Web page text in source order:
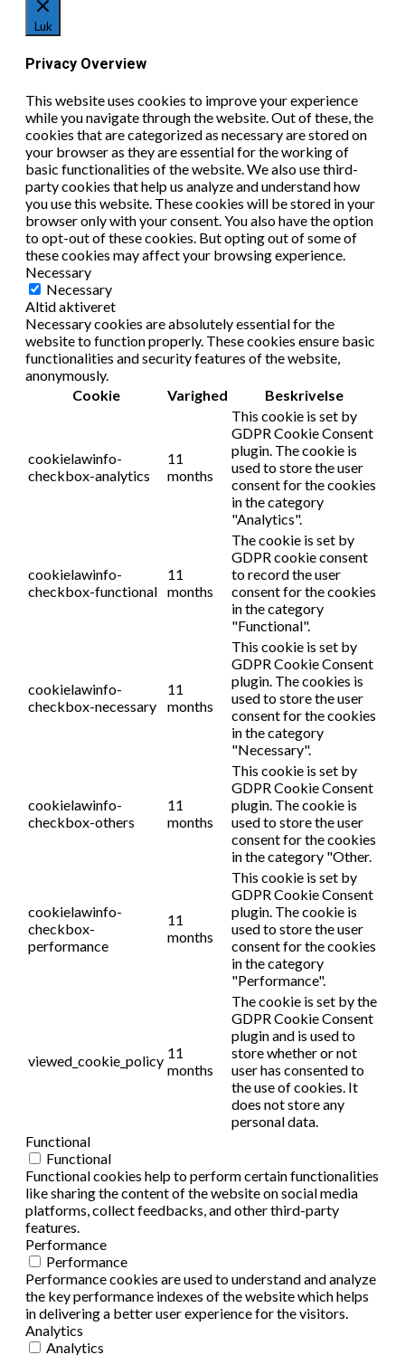
Luk
Privacy Overview
This website uses cookies to improve your experience
while you navigate through the website. Out of these, the
cookies that are categorized as necessary are stored on
your browser as they are essential for the working of
basic functionalities of the website. We also use third-
party cookies that help us analyze and understand how
you use this website. These cookies will be stored in your
browser only with your consent. You also have the option
to opt-out of these cookies. But opting out of some of
these cookies may affect your browsing experience.
Necessary
Necessary
Altid aktiveret
Necessary cookies are absolutely essential for the
website to function properly. These cookies ensure basic
functionalities and security features of the website,
anonymously.
Cookie
Varighed Beskrivelse
cookielawinfo-
checkbox-analytics
11
months
This cookie is set by
GDPR Cookie Consent
plugin. The cookie is
used to store the user
consent for the cookies
in the category
"Analytics".
cookielawinfo-
checkbox-functional
11
months
The cookie is set by
GDPR cookie consent
to record the user
consent for the cookies
in the category
"Functional".
cookielawinfo-
checkbox-necessary
11
months
This cookie is set by
GDPR Cookie Consent
plugin. The cookies is
used to store the user
consent for the cookies
in the category
"Necessary".
cookielawinfo-
checkbox-others
11
months
This cookie is set by
GDPR Cookie Consent
plugin. The cookie is
used to store the user
consent for the cookies
in the category "Other.
cookielawinfo-
checkbox-
performance
11
months
This cookie is set by
GDPR Cookie Consent
plugin. The cookie is
used to store the user
consent for the cookies
in the category
"Performance".
viewed_cookie_policy 11
months
The cookie is set by the
GDPR Cookie Consent
plugin and is used to
store whether or not
user has consented to
the use of cookies. It
does not store any
personal data.
Functional
Functional
Functional cookies help to perform certain functionalities
like sharing the content of the website on social media
platforms, collect feedbacks, and other third-party
features.
Performance
Performance
Performance cookies are used to understand and analyze
the key performance indexes of the website which helps
in delivering a better user experience for the visitors.
Analytics
Analytics